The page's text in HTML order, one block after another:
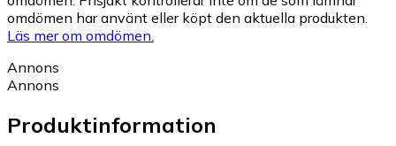
omdömen har använt eller köpt den aktuella produkten.
Läs mer om omdömen.
Annons
Annons
Produktinformation